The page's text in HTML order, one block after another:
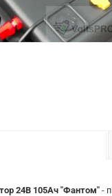
24В 105Ач "Фантом" - п